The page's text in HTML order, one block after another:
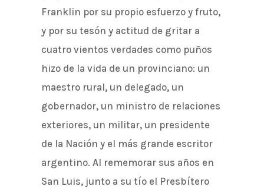
Franklin por su propio esfuerzo y fruto,
y por su tesón y actitud de gritar a
cuatro vientos verdades como puños
hizo de la vida de un provinciano: un
maestro rural, un delegado, un
gobernador, un ministro de relaciones
exteriores, un militar, un presidente
de la Nación y el más grande escritor
argentino. Al rememorar sus años en
San Luis, junto a su tío el Presbítero